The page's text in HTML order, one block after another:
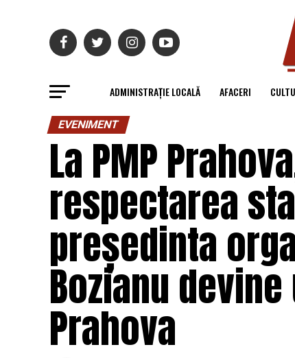
ADMINISTRAȚIE LOCALĂ AFACERI
EVENIMENT
La PMP
respectarea
președinta
Bozianu
Prahova